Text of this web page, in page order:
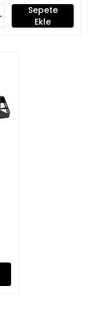
Sepete
Ekle